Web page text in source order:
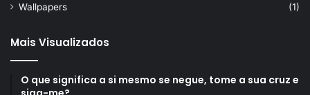
Wallpapers
(1)
Mais Visualizados
O que significa a si mesmo se negue, tome a sua cruz e